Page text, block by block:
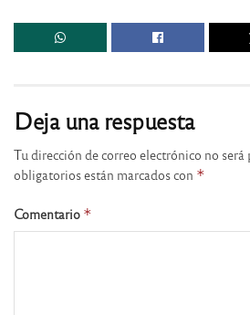
Deja una respuesta
Tu dirección de correo electrónico no será
obligatorios están marcados con *
Comentario *